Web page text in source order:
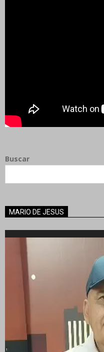
Buscar
MARIO DE JESUS